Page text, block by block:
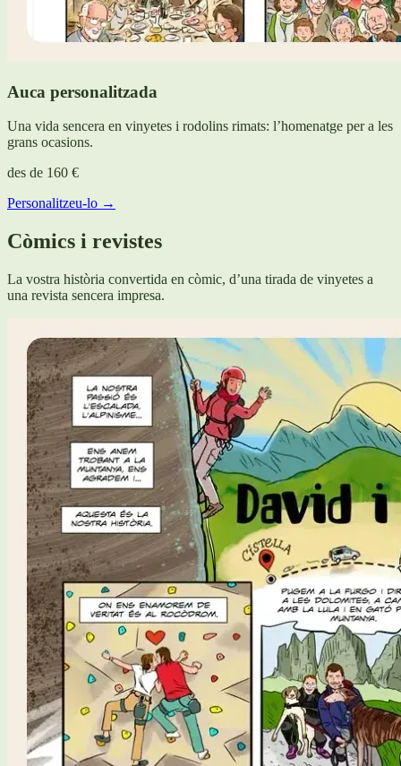
Auca personalitzada
Una vida sencera en vinyetes i rodolins rimats: l’homenatge per a les
grans ocasions.
des de 160 €
Personalitzeu-lo →
Còmics i revistes
La vostra història convertida en còmic, d’una tirada de vinyetes a
una revista sencera impresa.